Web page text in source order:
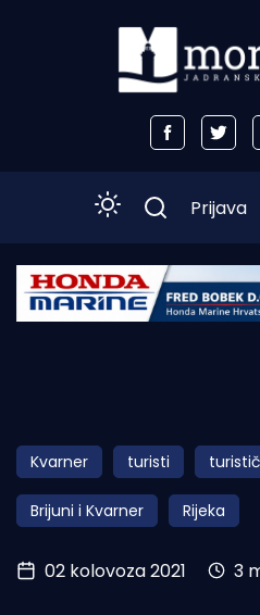
Početna
Obala
Otoci
Turizam i nautika
Pomorstvo
Prijava
Kvarner turisti
Brijuni i Kvarner Rijeka
02 kolovoza 2021 3